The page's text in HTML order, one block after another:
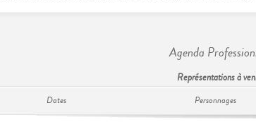
Agenda
Représentations à
Dates Personnages